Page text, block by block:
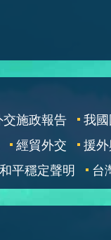
交施政報告
我
經貿外交 援
平穩定聲明
台